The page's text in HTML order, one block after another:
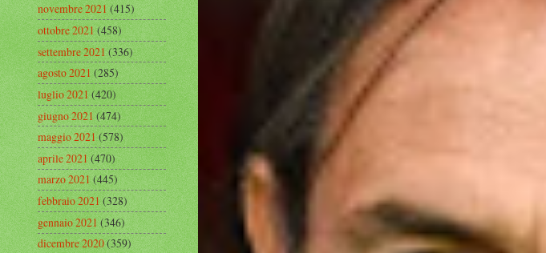
novembre 2021(415)
ottobre 2021(458)
settembre 2021(336)
agosto 2021(285)
luglio 2021(420)
giugno 2021(474)
maggio 2021(578)
aprile 2021(470)
marzo 2021(445)
febbraio 2021(328)
gennaio 2021(346)
dicembre 2020(359)